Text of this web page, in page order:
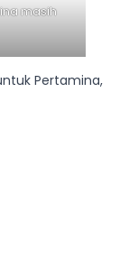
masih
Pertamina,